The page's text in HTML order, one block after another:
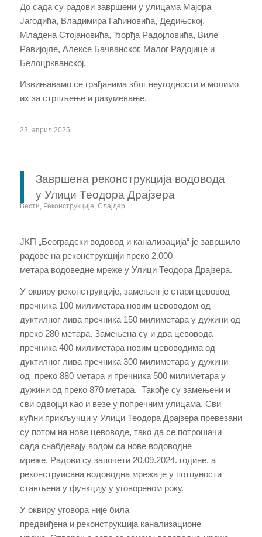
До сада су радови завршени у улицама Мајора
Јагодића, Владимира Гаћиновића, Дедињској,
Младена Стојановића, Ђорђа Радојловића, Виле
Равијојле, Алексе Бачванског, Малог Радојице и
Белоцркванској.
Извињавамо се грађанима због неугодности и молимо
их за стрпљење и разумевање.
23. април 2025.
Завршена реконструкција водовода
у Улици Теодора Драјзера
Вести Реконструкције Слајдер
ЈКП „Београдски водовод и канализација“ је завршило
радове на реконструкцији преко 2.000
метара водоведне мреже у Улици Теодора Драјзера.
У оквиру реконструкције, замењен је стари цевовод
пречника 100 милиметара новим цевоводом од
дуктилног лива пречника 150 милиметара у дужини од
преко 280 метара. Замењена су и два цевовода
пречника 400 милиметара новим цевоводима од
дуктилног лива пречника 300 милиметара у дужини
од преко 880 метара и пречника 500 милиметара у
дужини од преко 870 метара. Такође су замењени и
сви одвојци као и везе у попречним улицама. Сви
кућни прикључци у Улици Теодора Драјзера превезани
су потом на нове цевоводе, тако да се потрошачи
сада снабдевају водом са нове водоводне
мреже. Радови су започети 20.09.2024. године, а
реконструисана водоводна мрежа је у потпуности
стављена у функцију у уговореном року.
У оквиру уговораније била
предвиђена и реконструкција канализационе